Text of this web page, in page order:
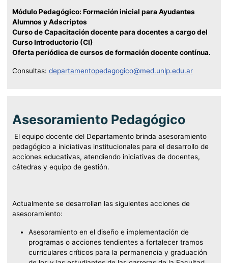
Módulo Pedagógico: Formación inicial para Ayudantes
Alumnos y Adscriptos
Curso de Capacitación docente para docentes a cargo del
Curso Introductorio (CI)
Oferta periódica de cursos de formación docente contínua.
Consultas: departamentopedagogico@med.unlp.edu.ar
Asesoramiento Pedagógico
El equipo docente del Departamento brinda asesoramiento
pedagógico a iniciativas institucionales para el desarrollo de
acciones educativas, atendiendo iniciativas de docentes,
cátedras y equipo de gestión.
Actualmente se desarrollan las siguientes acciones de
asesoramiento:
Asesoramiento en el diseño e implementación de
programas o acciones tendientes a fortalecer tramos
curriculares críticos para la permanencia y graduación